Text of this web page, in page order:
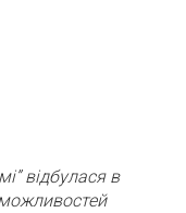
відбулася в